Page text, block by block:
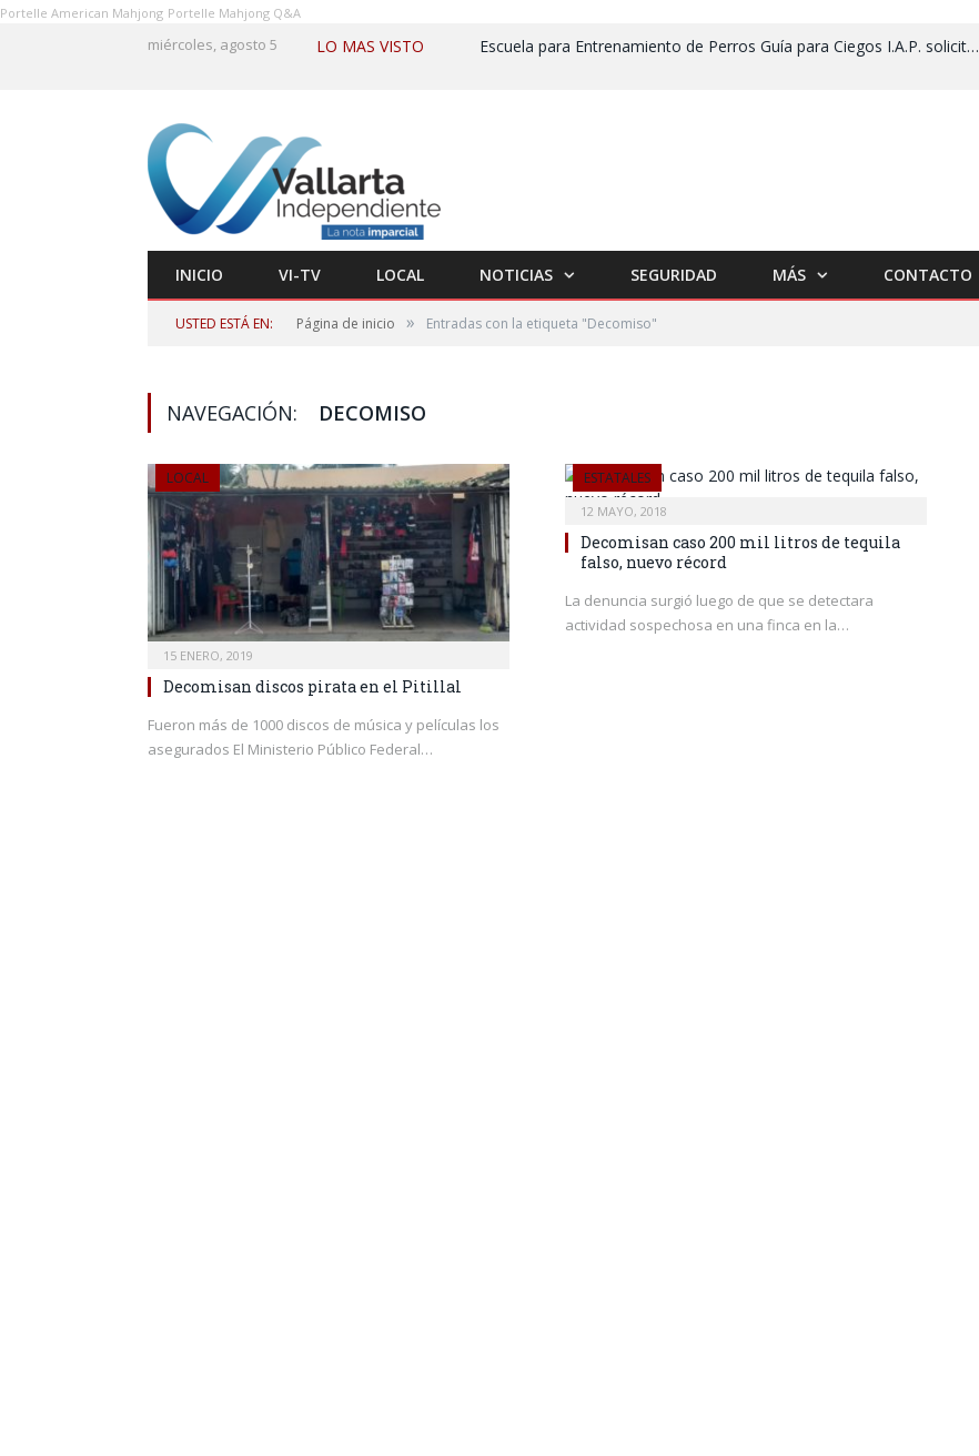
Portelle American Mahjong Portelle Mahjong Q&A
miércoles, agosto 5 LO MAS VISTO Escuela para Entrenamiento de Perros Guía para Ciegos I.A.P. solicita apoyo para no cerrar
INICIO VI-TV LOCAL NOTICIAS SEGURIDAD MÁS CONTACTO
USTED ESTÁ EN: Página de inicio » Entradas con la etiqueta "Decomiso"
NAVEGACIÓN: DECOMISO
LOCAL
15 ENERO, 2019
Decomisan discos pirata en el Pitillal
Fueron más de 1000 discos de música y películas los
asegurados El Ministerio Público Federal…
ESTATALES
12 MAYO, 2018
Decomisan caso 200 mil litros de tequila
falso, nuevo récord
La denuncia surgió luego de que se detectara
actividad sospechosa en una finca en la…